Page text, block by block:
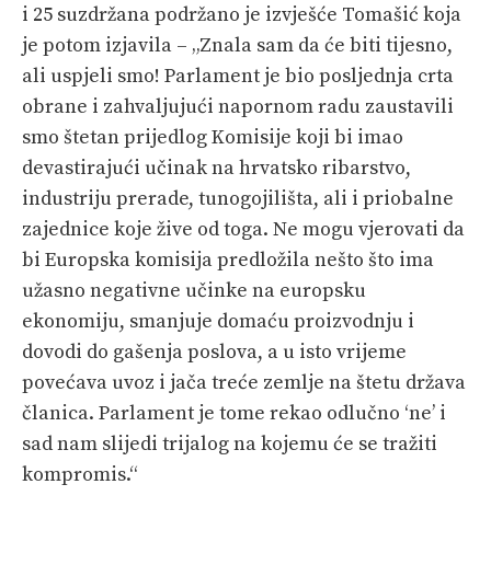
i 25 suzdržana podržano je izvješće Tomašić koja
je potom izjavila – „Znala sam da će biti tijesno,
ali uspjeli smo! Parlament je bio posljednja crta
obrane i zahvaljujući napornom radu zaustavili
smo štetan prijedlog Komisije koji bi imao
devastirajući učinak na hrvatsko ribarstvo,
industriju prerade, tunogojilišta, ali i priobalne
zajednice koje žive od toga. Ne mogu vjerovati da
bi Europska komisija predložila nešto što ima
užasno negativne učinke na europsku
ekonomiju, smanjuje domaću proizvodnju i
dovodi do gašenja poslova, a u isto vrijeme
povećava uvoz i jača treće zemlje na štetu država
članica. Parlament je tome rekao odlučno ‘ne’ i
sad nam slijedi trijalog na kojemu će se tražiti
kompromis.“